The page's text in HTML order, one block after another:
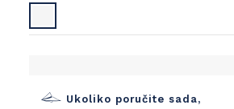
Ukoliko poručite sada,